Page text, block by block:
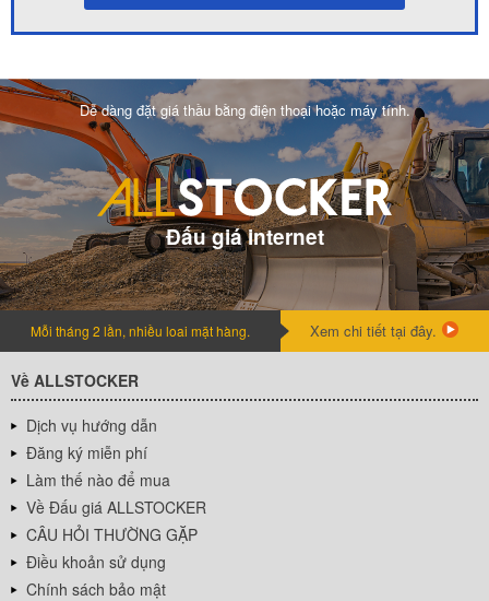
Dễ dàng đặt giá thầu bằng điện thoại hoặc máy tính.
Đấu giá internet
Mỗi tháng 2 lần, nhiều loai mặt hàng. Xem chi tiết tại đây.
Về ALLSTOCKER
Dịch vụ hướng dẫn
Đăng ký miễn phí
Làm thế nào để mua
Về Đấu giá ALLSTOCKER
CÂU HỎI THƯỜNG GẶP
Điều khoản sử dụng
Chính sách bảo mật